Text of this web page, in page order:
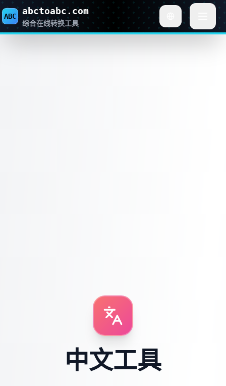
ABC abctoabc.com
综合在线转换工具
中文工具